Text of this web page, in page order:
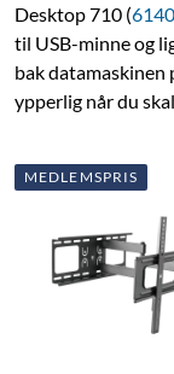
Desktop 710 (
til USB-minne og
bak datamaskinen
ypperlig når du
MEDLEMSPRIS